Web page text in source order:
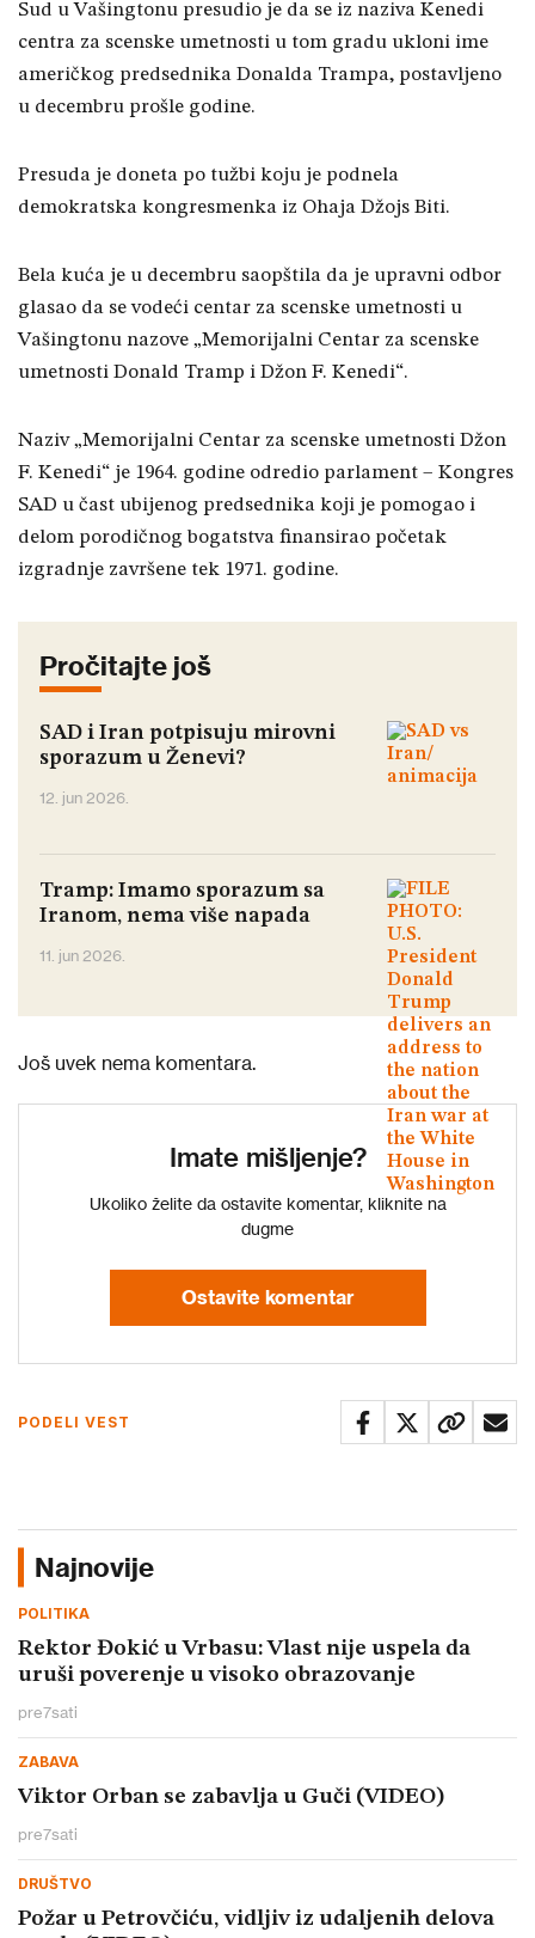
Sud u Vašingtonu presudio je da se iz naziva Kenedi
centra za scenske umetnosti u tom gradu ukloni ime
američkog predsednika Donalda Trampa, postavljeno
u decembru prošle godine.
Presuda je doneta po tužbi koju je podnela
demokratska kongresmenka iz Ohaja Džojs Biti.
Bela kuća je u decembru saopštila da je upravni odbor
glasao da se vodeći centar za scenske umetnosti u
Vašingtonu nazove „Memorijalni Centar za scenske
umetnosti Donald Tramp i Džon F. Kenedi“.
Naziv „Memorijalni Centar za scenske umetnosti Džon
F. Kenedi“ je 1964. godine odredio parlament – Kongres
SAD u čast ubijenog predsednika koji je pomogao i
delom porodičnog bogatstva finansirao početak
izgradnje završene tek 1971. godine.
Pročitajte još
SAD i Iran potpisuju mirovni
sporazum u Ženevi?
12. jun 2026.
Tramp: Imamo sporazum sa
Iranom, nema više napada
11. jun 2026.
Još uvek nema komentara.
Imate mišljenje?
Ukoliko želite da ostavite komentar, kliknite na
dugme
Ostavite komentar
PODELI VEST
Najnovije
POLITIKA
Rektor Đokić u Vrbasu: Vlast nije uspela da
uruši poverenje u visoko obrazovanje
pre7sati
ZABAVA
Viktor Orban se zabavlja u Guči (VIDEO)
pre7sati
DRUŠTVO
Požar u Petrovčiću, vidljiv iz udaljenih delova